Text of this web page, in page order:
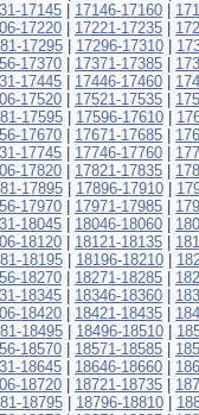
17145
17146-17160
17220
17221-17235
17295| 17296-17310|
17370
17371-17385
17445
17446-17460
17520
17521-17535
17595| 17596-17610|
17670
17671-17685
17745
17746-17760
17820
17821-17835
17895| 17896-17910|
17970
17971-17985
18045
18046-18060
18120
18121-18135
18195| 18196-18210|
18270
18271-18285
18345
18346-18360
18420
18421-18435
18495| 18496-18510|
18570
18571-18585
18645
18646-18660
18720
18721-18735
18795| 18796-18810|